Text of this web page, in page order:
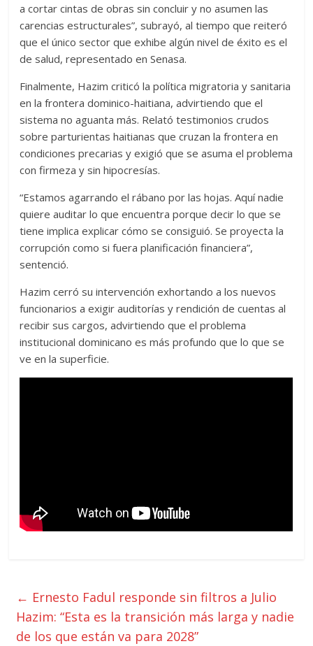
a cortar cintas de obras sin concluir y no asumen las
carencias estructurales”, subrayó, al tiempo que reiteró
que el único sector que exhibe algún nivel de éxito es el
de salud, representado en Senasa.
Finalmente, Hazim criticó la política migratoria y sanitaria
en la frontera dominico-haitiana, advirtiendo que el
sistema no aguanta más. Relató testimonios crudos
sobre parturientas haitianas que cruzan la frontera en
condiciones precarias y exigió que se asuma el problema
con firmeza y sin hipocresías.
“Estamos agarrando el rábano por las hojas. Aquí nadie
quiere auditar lo que encuentra porque decir lo que se
tiene implica explicar cómo se consiguió. Se proyecta la
corrupción como si fuera planificación financiera”,
sentenció.
Hazim cerró su intervención exhortando a los nuevos
funcionarios a exigir auditorías y rendición de cuentas al
recibir sus cargos, advirtiendo que el problema
institucional dominicano es más profundo que lo que se
ve en la superficie.
← Ernesto Fadul responde sin filtros a Julio
Hazim: “Esta es la transición más larga y nadie
de los que están va para 2028”